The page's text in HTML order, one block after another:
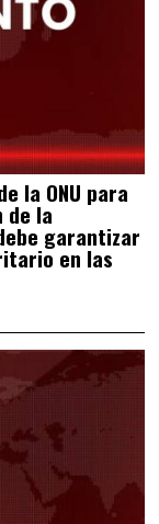
la ONU para
de la
garantizar
en las